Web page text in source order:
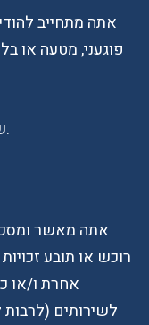
אתה מתחייב
פוגעני, מטעה או
שימוש בלתי חוקי באתר אסור בהחלט.
אתה מאשר
רוכש או תובע
אחרת ו/או
לשירותים (לרבות